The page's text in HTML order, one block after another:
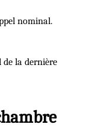
nominal.
de la dernière